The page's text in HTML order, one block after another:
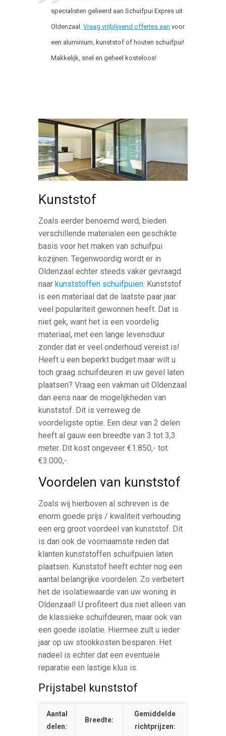
specialisten gelieerd aan Schuifpui Expres uit
Oldenzaal.Vraag vrijblijvend offertes aan voor
een aluminium, kunststof of houten schuifpui!
Makkelijk, snel en geheel kosteloos!
Kunststof
Zoals eerder benoemd werd, bieden
verschillende materialen een geschikte
basis voor het maken van schuifpui
kozijnen. Tegenwoordig wordt er in
Oldenzaal echter steeds vaker gevraagd
naarkunststoffen schuifpuien . Kunststof
is een materiaal dat de laatste paar jaar
veel populariteit gewonnen heeft. Dat is
niet gek, want het is een voordelig
materiaal, met een lange levensduur
zonder dat er veel onderhoud vereist is!
Heeft u een beperkt budget maar wilt u
toch graag schuifdeuren in uw gevel laten
plaatsen? Vraag een vakman uit Oldenzaal
dan eens naar de mogelijkheden van
kunststof. Dit is verreweg de
voordeligste optie. Een deur van 2 delen
heeft al gauw een breedte van 3 tot 3,3
meter. Dit kost ongeveer €1.850,- tot
€3.000,-.
Voordelen van kunststof
Zoals wij hierboven al schreven is de
enorm goede prijs / kwaliteit verhouding
een erg groot voordeel van kunststof. Dit
is dan ook de voornaamste reden dat
klanten kunststoffen schuifpuien laten
plaatsen. Kunststof heeft echter nog een
aantal belangrijke voordelen. Zo verbetert
het de isolatiewaarde van uw woning in
Oldenzaal! U profiteert dus niet alleen van
de klassieke schuifdeuren, maar ook van
een goede isolatie. Hiermee zult u ieder
jaar op uw stookkosten besparen. Het
nadeel is echter dat een eventuele
reparatie een lastige klus is.
Prijstabel kunststof
Aantal
delen:
Breedte:
Gemiddelde
richtprijzen: